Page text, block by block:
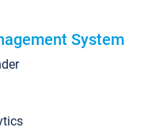
System